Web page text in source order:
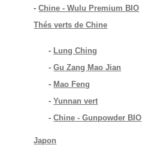
-Chine - Wulu Premium BIO
Thés verts de Chine
- Lung Ching
-Gu Zang Mao Jian
- Mao Feng
-Yunnan vert
-Chine - Gunpowder BIO
Japon